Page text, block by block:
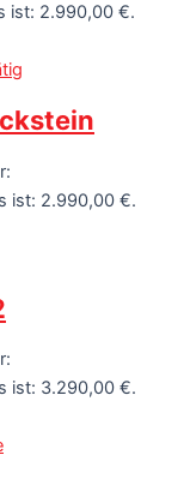
ist: 2.990,00 €.
ist: 2.990,00 €.
ist: 3.290,00 €.